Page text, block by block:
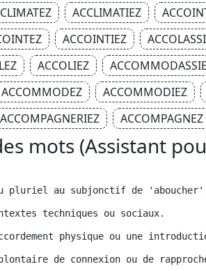
ACCLIMATIEZ
ACCOINTIEZ
ACCOLIEZ
ACCOMMODEZ ACCOMMODIEZ
ACCOMPAGNERIEZ ACCOMPAGNEZ
mots (Assistant
du pluriel au subjonctif de
techniques ou sociaux.
physique ou une
de connexion ou de